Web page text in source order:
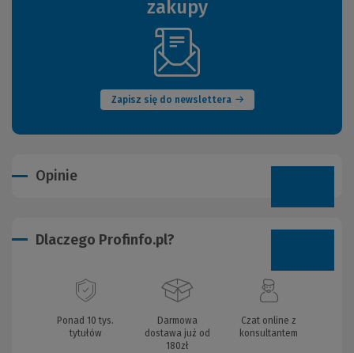
zakupy
Zapisz się do newslettera
(Nowe
okno)
Opinie
Dlaczego Profinfo.pl?
Ponad 10 tys.
tytułów
Darmowa
dostawa już od
180zł
Czat online z
konsultantem